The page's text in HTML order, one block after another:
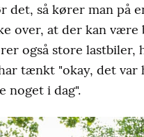
det, så kører man på
over, at der kan være
også store lastbiler,
tænkt "okay, det var
noget i dag".